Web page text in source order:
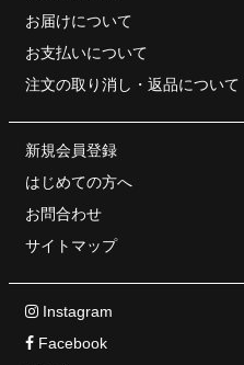
お届けについて
お支払いについて
注文の取り消し・ 返品について
新規会員登録
はじめての方へ
お問合わせ
サイトマップ
Instagram
Facebook